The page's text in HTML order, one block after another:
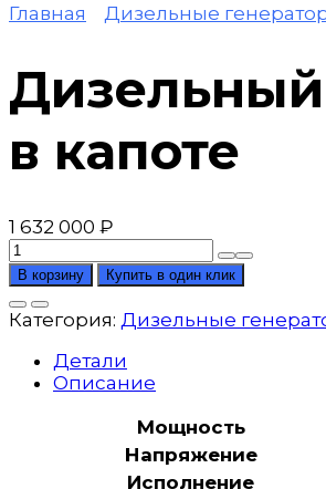
Главная Дизельные
в капоте
1 632 000 ₽
Количество
товара
Дизельный
генератор
AZIMUT
АД-200С-
Т400-
В корзину Купить в один клик
Категория: Дизельные
Детали
Описание
Мощность
Напряжение
Исполнение